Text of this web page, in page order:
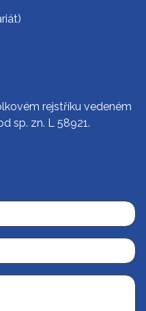
rejstříku vedeném
sp. zn. L 58921.